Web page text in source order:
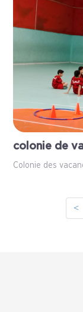
colonie de
Colonie des
<